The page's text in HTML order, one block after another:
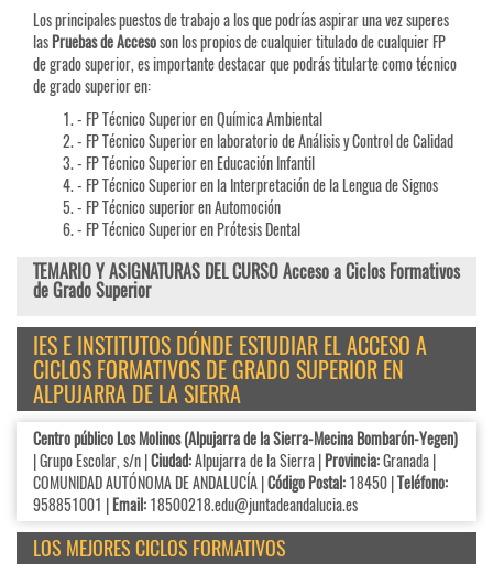
Los principales puestos de trabajo a los que podrías aspirar una vez superes
lasPruebas deAccesoson los propios de cualquier titulado de cualquier FP
de grado superior, es importante destacar que podrás titularte como técnico
de grado superior en:
- FP Técnico Superior en Química Ambiental
- FP Técnico Superior en laboratorio de Análisis y Control de Calidad
- FP Técnico Superior en Educación Infantil
- FP Técnico Superior en la Interpretación de la Lengua de Signos
- FP Técnico superior en Automoción
- FP Técnico Superior en Prótesis Dental
TEMARIO Y ASIGNATURAS DEL CURSO Acceso a Ciclos Formativos
de Grado Superior
IES E INSTITUTOS DÓNDE ESTUDIAR EL ACCESO A
CICLOS FORMATIVOS DE GRADO SUPERIOR EN
ALPUJARRA DE LA SIERRA
Centro público Los Molinos (Alpujarra de la Sierra-Mecina Bombarón-Yegen)
| Grupo Escolar, s/n |Ciudad:Alpujarra de la Sierra |Provincia:Granada |
COMUNIDAD AUTÓNOMA DE ANDALUCÍA |Código Postal:18450 |Teléfono:
958851001 |Email:18500218.edu@juntadeandalucia.es
LOS MEJORES CICLOS FORMATIVOS